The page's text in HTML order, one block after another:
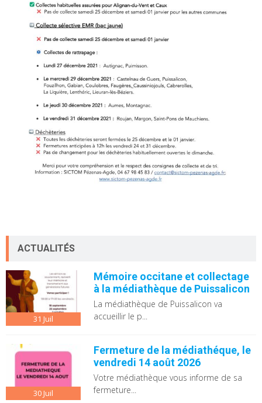
ACTUALITÉS
31 Juil
Mémoire occitane et collectage
à la médiathèque de Puissalicon
La médiathèque de Puissalicon va
accueillir le p...
30Juil
Fermeture de la médiathéque, le
vendredi 14 août 2026
Votre médiathèque vous informe de sa
fermeture...